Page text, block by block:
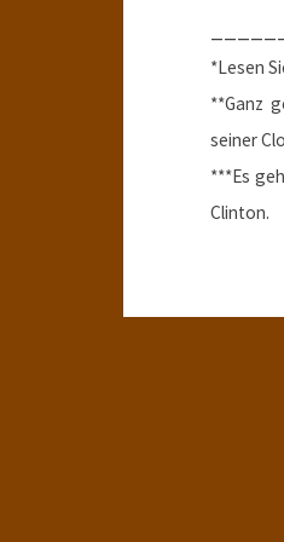
*Lesen
**Ganz
seiner
***Es
Clinton.